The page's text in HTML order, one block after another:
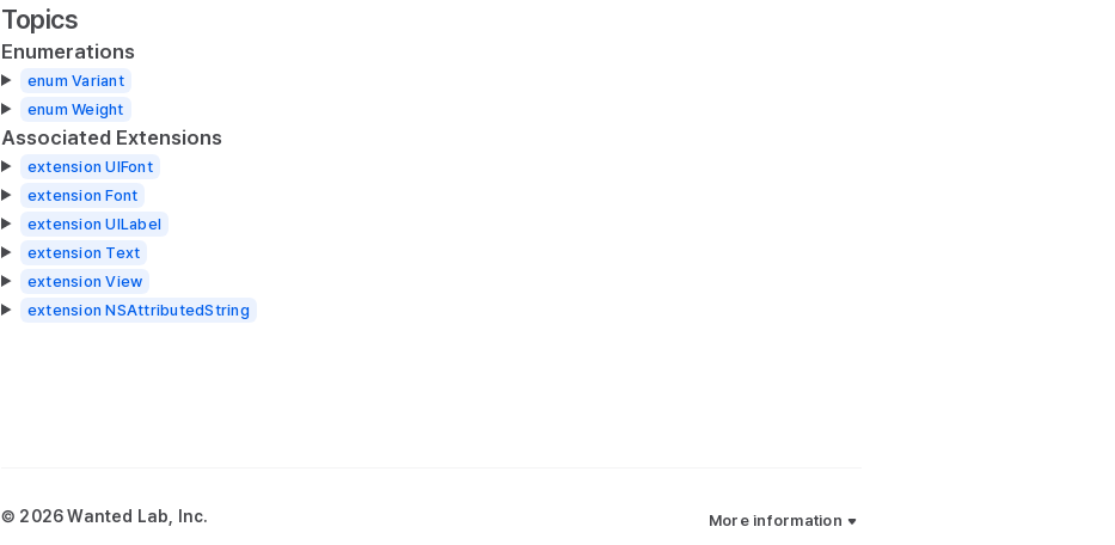
Topics
Enumerations
enum Variant
enum Weight
Associated Extensions
extension UIFont
extension Font
extension UILabel
extension Text
extension View
extension NSAttributedString
© 2026 Wanted Lab, Inc. More information